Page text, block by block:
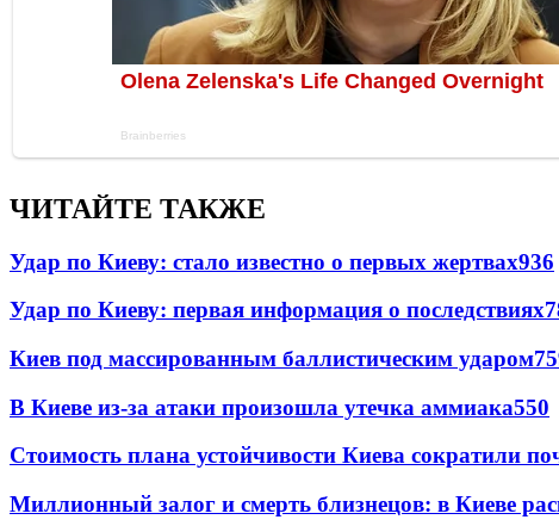
ЧИТАЙТЕ ТАКЖЕ
Удар по Киеву: стало известно о первых жертвах936
Удар по Киеву: первая информация о последствиях
Киев под массированным баллистическим ударом
В Киеве из-за атаки произошла утечка аммиака550
Стоимость плана устойчивости Киева сократили
Миллионный залог и смерть близнецов: в Киеве